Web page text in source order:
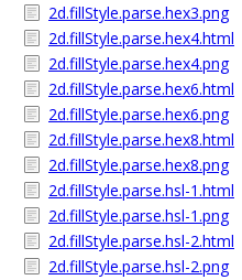
2d.fillStyle.parse.hex3.png
2d.fillStyle.parse.hex4.html
2d.fillStyle.parse.hex4.png
2d.fillStyle.parse.hex6.html
2d.fillStyle.parse.hex6.png
2d.fillStyle.parse.hex8.html
2d.fillStyle.parse.hex8.png
2d.fillStyle.parse.hsl-1.html
2d.fillStyle.parse.hsl-1.png
2d.fillStyle.parse.hsl-2.html
2d.fillStyle.parse.hsl-2.png